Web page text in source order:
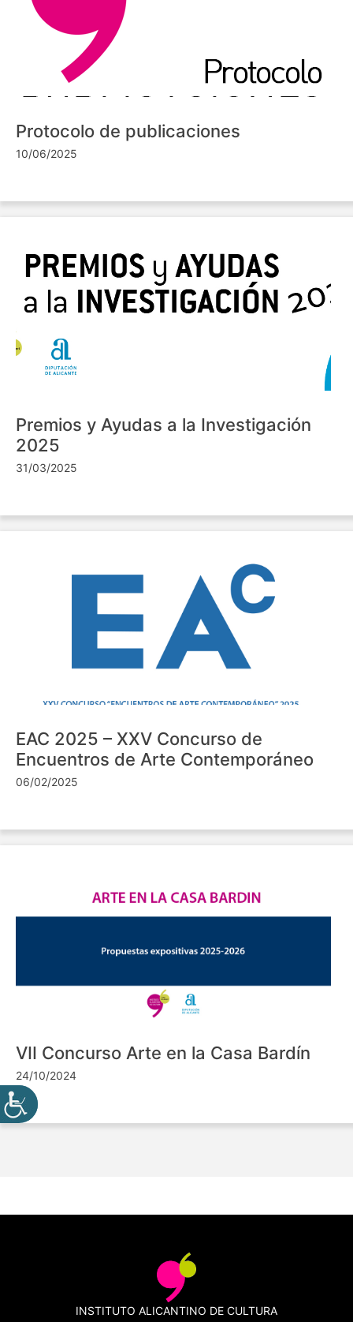
Protocolo de publicaciones
10/06/2025
Premios y Ayudas a la Investigación
2025
31/03/2025
EAC 2025 – XXV Concurso de
Encuentros de Arte Contemporáneo
06/02/2025
VII Concurso Arte en la Casa Bardín
24/10/2024
INSTITUTO ALICANTINO DE CULTURA